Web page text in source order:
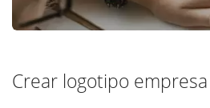
Crear logotipo empresa